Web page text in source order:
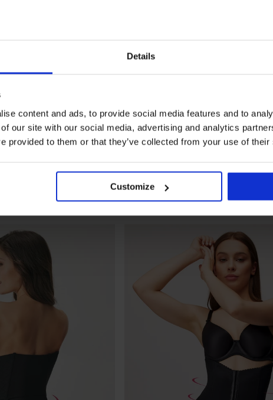
Details
content and ads, to provide social media features and to
our site with our social media, advertising and analytics
provided to them or that they’ve collected from your use of
Customize